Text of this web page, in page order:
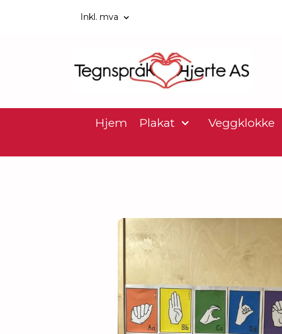
Inkl. mva
Hjem Plakat Veggklokke